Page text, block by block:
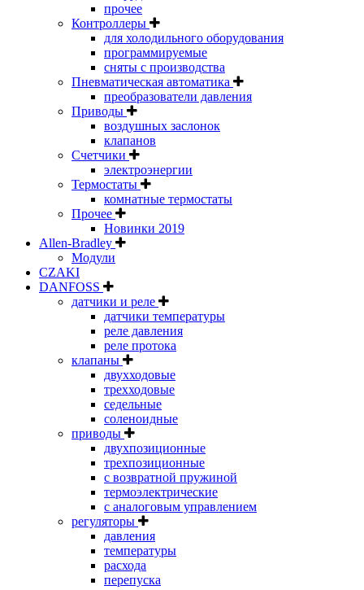
прочее
Контроллеры
для холодильного оборудования
программируемые
сняты с производства
Пневматическая автоматика
преобразователи давления
Приводы
воздушных заслонок
клапанов
Счетчики
электроэнергии
Термостаты
комнатные термостаты
Прочее
Новинки 2019
Allen-Bradley
Модули
CZAKI
DANFOSS
датчики и реле
датчики температуры
реле давления
реле протока
клапаны
двухходовые
трехходовые
седельные
соленоидные
приводы
двухпозиционные
трехпозиционные
с возвратной пружиной
термоэлектрические
с аналоговым управлением
регуляторы
давления
температуры
расхода
перепуска